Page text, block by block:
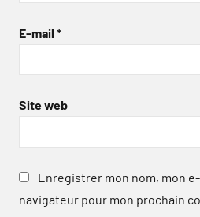
E-mail *
Site web
Enregistrer mon nom, mon
navigateur pour mon prochain